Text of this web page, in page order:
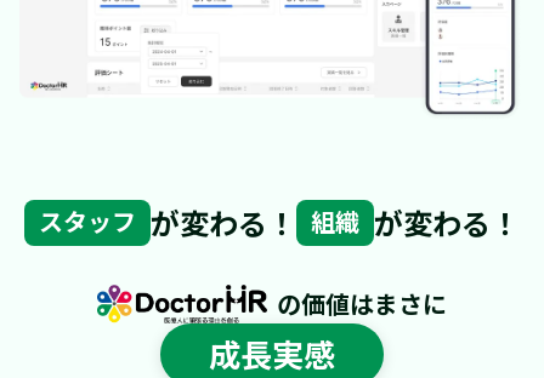
スタッフ が変わる！ 組織 が変わる！
の価値はまさに
成長実感